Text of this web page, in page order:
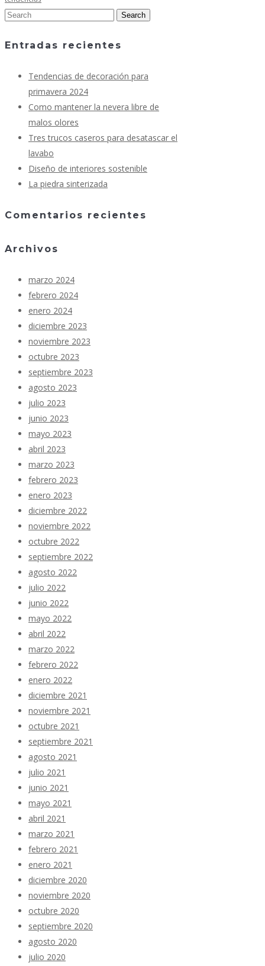
Entradas recientes
Tendencias de decoración para
primavera 2024
Como mantener la nevera libre de
malos olores
Tres trucos caseros para desatascar el
lavabo
Diseño de interiores sostenible
La piedra sinterizada
Comentarios recientes
Archivos
marzo 2024
febrero 2024
enero 2024
diciembre 2023
noviembre 2023
octubre 2023
septiembre 2023
agosto 2023
julio 2023
junio 2023
mayo 2023
abril 2023
marzo 2023
febrero 2023
enero 2023
diciembre 2022
noviembre 2022
octubre 2022
septiembre 2022
agosto 2022
julio 2022
junio 2022
mayo 2022
abril 2022
marzo 2022
febrero 2022
enero 2022
diciembre 2021
noviembre 2021
octubre 2021
septiembre 2021
agosto 2021
julio 2021
junio 2021
mayo 2021
abril 2021
marzo 2021
febrero 2021
enero 2021
diciembre 2020
noviembre 2020
octubre 2020
septiembre 2020
agosto 2020
julio 2020